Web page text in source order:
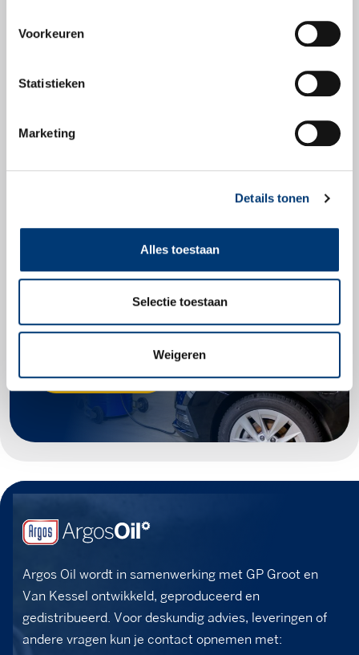
Voorkeuren
Statistieken
Marketing
Details tonen
Alles toestaan
Selectie toestaan
Weigeren
Check snel of dit
product geschikt is
voor jouw voertuig.
Argos Oil wordt in samenwerking met GP Groot en
Van Kessel ontwikkeld, geproduceerd en
gedistribueerd. Voor deskundig advies, leveringen of
andere vragen kun je contact opnemen met: